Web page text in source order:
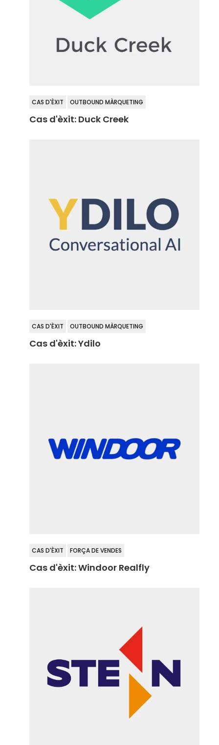
CAS D'ÈXIT OUTBOUND MÀRQUETING
Cas d'èxit: Duck Creek
CAS D'ÈXIT OUTBOUND MÀRQUETING
Cas d'èxit: Ydilo
CAS D'ÈXIT FORÇA DE VENDES
Cas d'èxit: Windoor Realfly